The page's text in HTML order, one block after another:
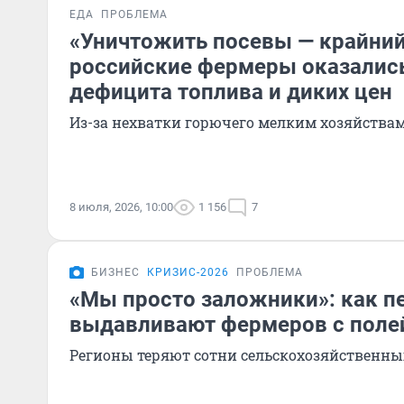
ЕДА ПРОБЛЕМА
«Уничтожить посевы —
российские фермеры
дефицита топлива и диких цен
Из-за нехватки горючего мелким
8 июля, 2026, 10:00 1 156 7
БИЗНЕС КРИЗИС-2026 ПРОБЛЕМА
«Мы просто заложники»: как
выдавливают фермеров с
Регионы теряют сотни